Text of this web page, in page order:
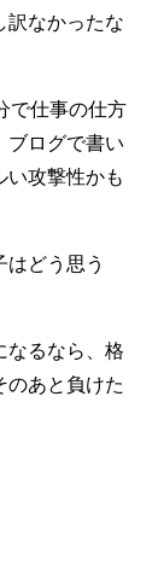
訳なかったな
で仕事の仕方
ブログで書い
い攻撃性かも
どう思う
なるなら、格
のあと負けた